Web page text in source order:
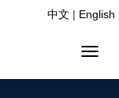
中文 | English
Menu